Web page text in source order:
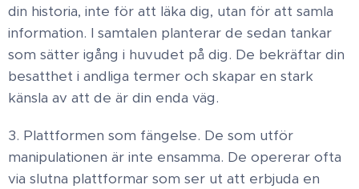
din historia, inte för att läka dig, utan för att samla
information. I samtalen planterar de sedan tankar
som sätter igång i huvudet på dig. De bekräftar din
besatthet i andliga termer och skapar en stark
känsla av att de är din enda väg. ​
3. Plattformen som fängelse ​. De som utför
manipulationen är inte ensamma. De opererar ofta
via slutna plattformar som ser ut att erbjuda en